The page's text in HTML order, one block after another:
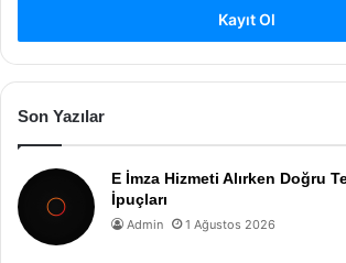
Kayıt Ol
Son Yazılar
E İmza Hizmeti Alırken Doğru
İpuçları
Admin 1 Ağustos 2026